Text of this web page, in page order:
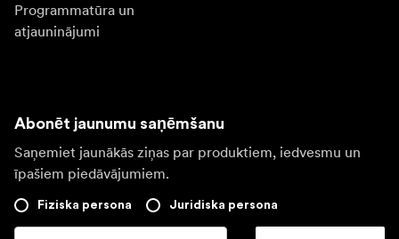
Programmatūra un
atjauninājumi
Abonēt jaunumu saņēmšanu
Saņemiet jaunākās ziņas par produktiem, iedvesmu un
īpašiem piedāvājumiem.
Fiziska persona Juridiska persona